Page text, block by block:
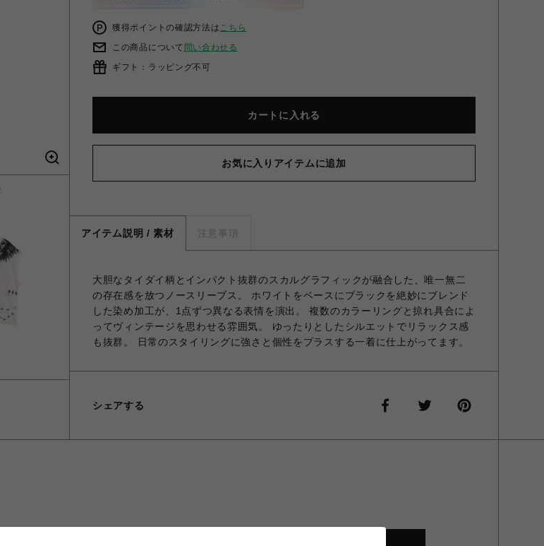
獲得ポイントの確認方法はこちら
この商品について 問い合わせる
ギフト：ラッピング不可
カートに入れる
お気に入りアイテムに追加
アイテム説明 / 素材 注意事項
大胆なタイダイ柄とインパクト抜群のスカルグラフィックが融合した、唯一無二
の存在感を放つノースリーブス。 ホワイトをベースにブラックを絶妙にブレンド
した染め加工が、1点ずつ異なる表情を演出。 複数のカラーリングと掠れ具合によ
ってヴィンテージを思わせる雰囲気。 ゆったりとしたシルエットでリラックス感
も抜群。 日常のスタイリングに強さと個性をプラスする一着に仕上がってます。
シェアする